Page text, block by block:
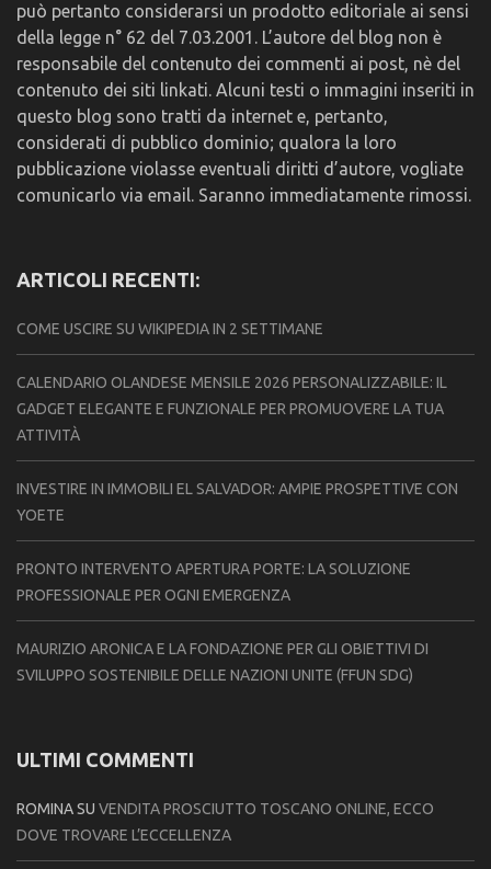
può pertanto considerarsi un prodotto editoriale ai sensi
della legge n° 62 del 7.03.2001. L’autore del blog non è
responsabile del contenuto dei commenti ai post, nè del
contenuto dei siti linkati. Alcuni testi o immagini inseriti in
questo blog sono tratti da internet e, pertanto,
considerati di pubblico dominio; qualora la loro
pubblicazione violasse eventuali diritti d’autore, vogliate
comunicarlo via email. Saranno immediatamente rimossi.
ARTICOLI RECENTI:
COME USCIRE SU WIKIPEDIA IN 2 SETTIMANE
CALENDARIO OLANDESE MENSILE 2026 PERSONALIZZABILE: IL
GADGET ELEGANTE E FUNZIONALE PER PROMUOVERE LA TUA
ATTIVITÀ
INVESTIRE IN IMMOBILI EL SALVADOR: AMPIE PROSPETTIVE CON
YOETE
PRONTO INTERVENTO APERTURA PORTE: LA SOLUZIONE
PROFESSIONALE PER OGNI EMERGENZA
MAURIZIO ARONICA E LA FONDAZIONE PER GLI OBIETTIVI DI
SVILUPPO SOSTENIBILE DELLE NAZIONI UNITE (FFUN SDG)
ULTIMI COMMENTI
ROMINASU VENDITA PROSCIUTTO TOSCANO ONLINE, ECCO
DOVE TROVARE L’ECCELLENZA